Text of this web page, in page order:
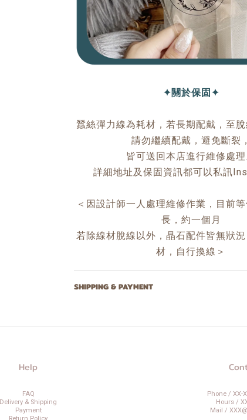
✦關於保固✦
蠶絲彈力線為耗材，若長期配戴，至
請勿繼續配戴，避免斷裂，
皆可送回本店進行維修處理
詳細地址及保固資訊都可以私訊
＜因設計師一人處理維修作業，目前
長，約一個月
若除線材脫線以外，晶石配件皆無狀
材，自行換線＞
SHIPPING & PAYMENT
Help
FAQ
Delivery & Shipping
Payment
Phone / XX-
Hours /
Mail /